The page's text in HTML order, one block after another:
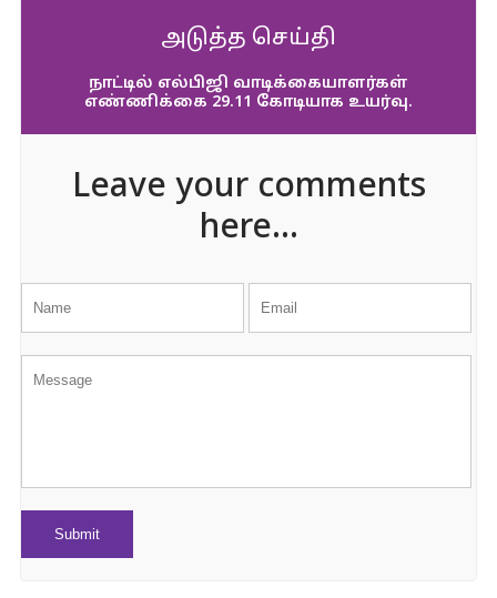
அடுத்த செய்தி
நாட்டில் எல்பிஜி வாடிக்கையாளர்கள்
எண்ணிக்கை 29.11 கோடியாக உயர்வு.
Leave your comments
here...